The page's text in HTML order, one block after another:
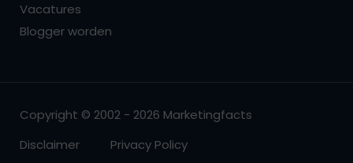
Vacatures
Blogger worden
Copyright © 2002 - 2026 Marketingfacts
Disclaimer
Privacy Policy